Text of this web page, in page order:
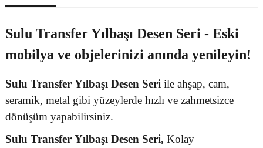
Sulu Transfer Yılbaşı Desen Seri - Eski
mobilya ve objelerinizi anında yenileyin!
Sulu Transfer Yılbaşı Desen Seri ile ahşap, cam,
seramik, metal gibi yüzeylerde hızlı ve zahmetsizce
dönüşüm yapabilirsiniz.
Sulu Transfer Yılbaşı Desen Seri, Kolay